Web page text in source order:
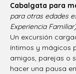
Cabalgata para
para otras edades
Experiencia Familiar)
Un excursión
íntimos y mágicos
amigos, parejas o
hacer una pausa